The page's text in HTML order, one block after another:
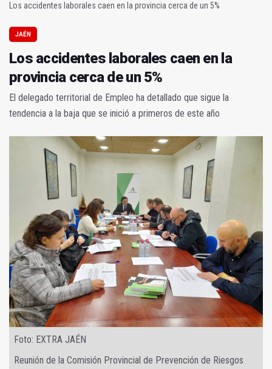
Los accidentes laborales caen en la provincia cerca de un 5%
JAÉN
Los accidentes laborales caen en la
provincia cerca de un 5%
El delegado territorial de Empleo ha detallado que sigue la
tendencia a la baja que se inició a primeros de este año
Foto: EXTRA JAÉN
Reunión de la Comisión Provincial de Prevención de Riesgos